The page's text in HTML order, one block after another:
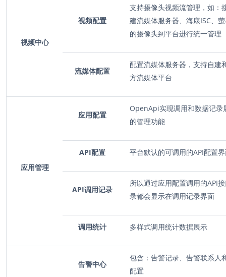
视频中心
视频配置
支持摄像头视频流管理，如：
建流媒体服务器、海康ISC、
的摄像头到平台进行统一管理
流媒体配置
配置流媒体服务器，支持自建
方流媒体平台
应用管理
应用配置
OpenApi实现调用和数据记录
的管理功能
API配置 平台默认的可调用的API配置
API调用记录
所以通过应用配置调用的API
录都会显示在调用记录界面
调用统计 多样式调用统计数据展示
告警中心
包含：告警记录、告警联系人
配置